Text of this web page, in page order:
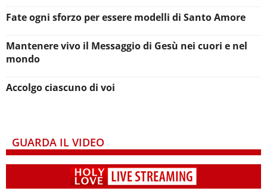
Fate ogni sforzo per essere modelli di Santo Amore
Mantenere vivo il Messaggio di Gesù nei cuori e nel
mondo
Accolgo ciascuno di voi
GUARDA IL VIDEO